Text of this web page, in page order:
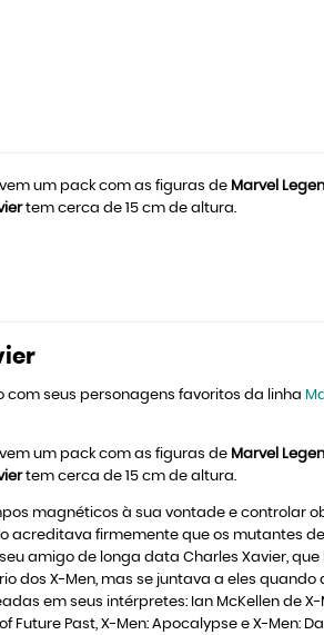
um pack com as figuras de Marvel
tem cerca de 15 cm de altura.
com seus personagens favoritos da linha
um pack com as figuras de Marvel
tem cerca de 15 cm de altura.
magnéticos à sua vontade e controlar
acreditava firmemente que os mutantes
amigo de longa data Charles Xavier,
X-Men, mas se juntava a eles
em seus intérpretes: Ian McKellen de X-
Future Past, X-Men: Apocalypse e X-Men: